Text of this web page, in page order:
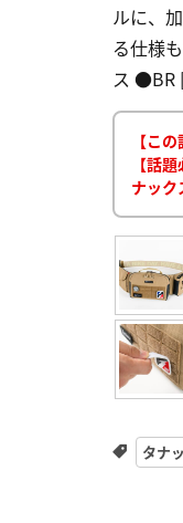
ルに、
る仕様
ス
【こ
【話
ナック
タナ